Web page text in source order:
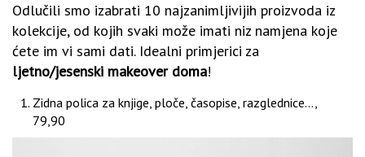
Odlučili smo izabrati 10 najzanimljivijih proizvoda iz
kolekcije, od kojih svaki može imati niz namjena koje
ćete im vi sami dati. Idealni primjerici za
ljetno/jesenski makeover doma!
Zidna polica za knjige, ploče, časopise, razglednice…,
79,90